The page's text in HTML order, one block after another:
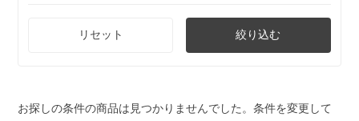
リセット 絞り込む
お探しの条件の商品は見つかりませんでした。条件を変更して